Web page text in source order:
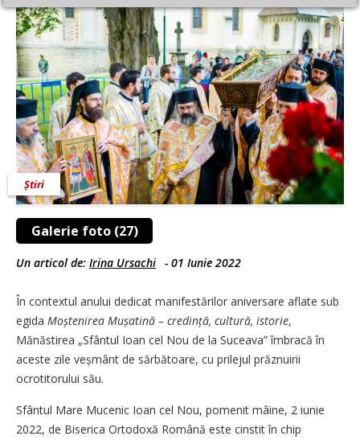
Galerie foto (27)
Știri
Un articol de: Irina Ursachi - 01 Iunie 2022
În contextul anului dedicat manifestărilor aniversare aflate sub
egida Moștenirea Mușatină – credință, cultură, istorie,
Mănăstirea „Sfântul Ioan cel Nou de la Suceava” îmbracă în
aceste zile veșmânt de sărbătoare, cu prilejul prăznuirii
ocrotitorului său.
Sfântul Mare Mucenic Ioan cel Nou, pomenit mâine, 2 iunie
2022, de Biserica Ortodoxă Română este cinstit în chip